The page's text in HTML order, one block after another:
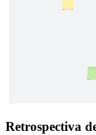
Retrospectiva